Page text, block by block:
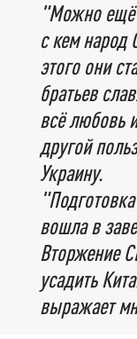
с кем народ
этого они
братьев
всё любовь
другой
Украину.
вошла в
Вторжение
усадить
выражает